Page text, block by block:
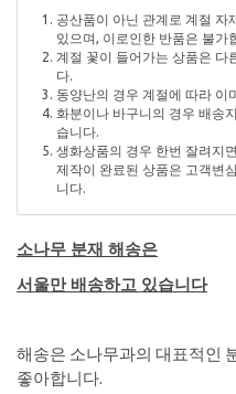
공산품이 아닌 관계로 계절 자
있으며, 이로인한 반품은 불가
계절 꽃이 들어가는 상품은 다
다.
동양난의 경우 계절에 따라 이
화분이나 바구니의 경우 배송
습니다.
생화상품의 경우 한번 잘려지
제작이 완료된 상품은 고객변
니다.
소나무 분재 해송은
서울만 배송하고 있습니다
해송은 소나무과의 대표적인
좋아합니다.